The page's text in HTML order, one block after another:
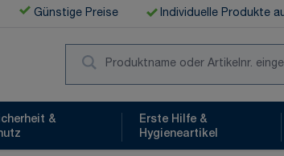
Günstige Preise Individuelle Produkte
&
Erste Hilfe &
Hygieneartikel